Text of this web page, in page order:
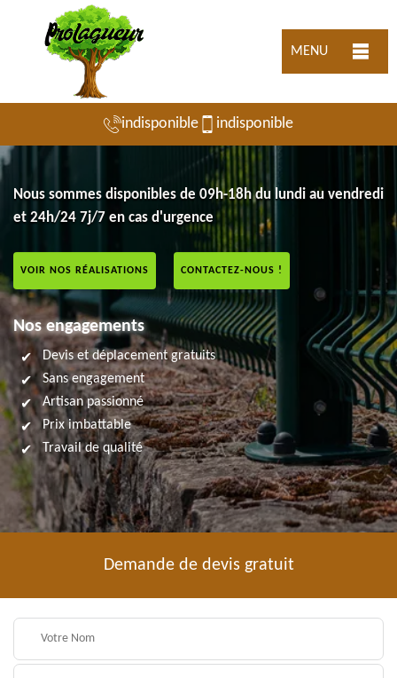
MENU
indisponible indisponible
Nous sommes disponibles de 09h-18h du lundi au vendredi
et 24h/24 7j/7 en cas d'urgence
VOIR NOS RÉALISATIONS CONTACTEZ-NOUS !
Nos engagements
Devis et déplacement gratuits
Sans engagement
Artisan passionné
Prix imbattable
Travail de qualité
Demande de devis gratuit